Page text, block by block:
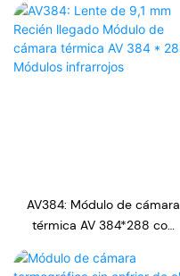
infrarroja USB módulos
infrarrojos para hogares
inteligentes módulo de
AV384: Módulo de cámara
térmica AV 384*288 con
módulo infrarrojo